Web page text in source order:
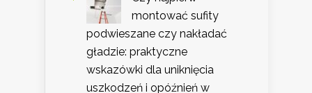
montować sufity
podwieszane czy nakładać
gładzie: praktyczne
wskazówki dla uniknięcia
uszkodzeń i opóźnień w